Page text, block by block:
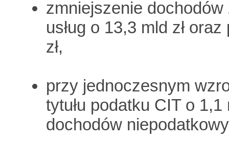
zmniejszenie dochodów
usług o 13,3 mld zł
zł,
przy jednoczesnym
tytułu podatku CIT o 1,1
dochodów